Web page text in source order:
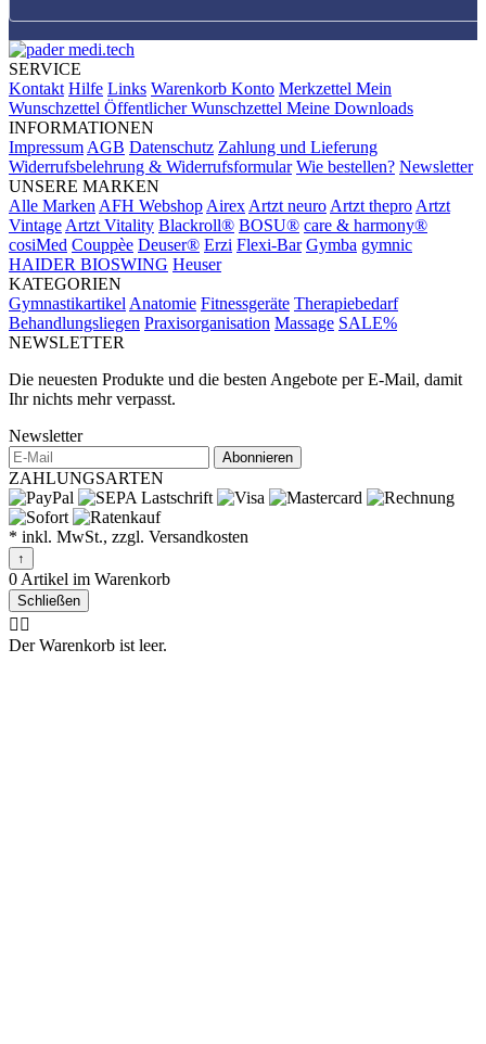
SERVICE
Kontakt Hilfe Links Warenkorb Konto Merkzettel Mein
Wunschzettel Öffentlicher Wunschzettel Meine Downloads
INFORMATIONEN
Impressum AGB Datenschutz Zahlung und Lieferung
Widerrufsbelehrung & Widerrufsformular Wie bestellen? Newsletter
UNSERE MARKEN
Alle Marken AFH Webshop Airex Artzt neuro Artzt thepro Artzt
Vintage Artzt Vitality Blackroll® BOSU® care & harmony®
cosiMed Couppèe Deuser® Erzi Flexi-Bar Gymba gymnic
HAIDER BIOSWING Heuser
KATEGORIEN
Gymnastikartikel Anatomie Fitnessgeräte Therapiebedarf
Behandlungsliegen Praxisorganisation Massage SALE%
NEWSLETTER
Die neuesten Produkte und die besten Angebote per E-Mail, damit
Ihr nichts mehr verpasst.
Newsletter
Abonnieren
ZAHLUNGSARTEN
* inkl. MwSt., zzgl. Versandkosten
↑
0 Artikel im Warenkorb
Schließen
🤷‍♂️
Der Warenkorb ist leer.